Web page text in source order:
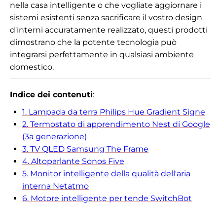
nella casa intelligente o che vogliate aggiornare i
sistemi esistenti senza sacrificare il vostro design
d'interni accuratamente realizzato, questi prodotti
dimostrano che la potente tecnologia può
integrarsi perfettamente in qualsiasi ambiente
domestico.
Indice dei contenuti:
1. Lampada da terra Philips Hue Gradient Signe
2. Termostato di apprendimento Nest di Google
(3a generazione)
3. TV QLED Samsung The Frame
4. Altoparlante Sonos Five
5. Monitor intelligente della qualità dell'aria
interna Netatmo
6. Motore intelligente per tende SwitchBot